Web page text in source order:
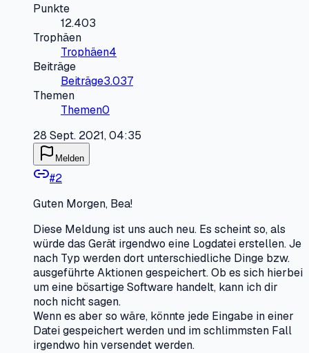
Punkte
12.403
Trophäen
Trophäen4
Beiträge
Beiträge3.037
Themen
Themen0
28 Sept. 2021, 04:35
Melden
#2
Guten Morgen, Bea!
Diese Meldung ist uns auch neu. Es scheint so, als
würde das Gerät irgendwo eine Logdatei erstellen. Je
nach Typ werden dort unterschiedliche Dinge bzw.
ausgeführte Aktionen gespeichert. Ob es sich hierbei
um eine bösartige Software handelt, kann ich dir
noch nicht sagen.
Wenn es aber so wäre, könnte jede Eingabe in einer
Datei gespeichert werden und im schlimmsten Fall
irgendwo hin versendet werden.